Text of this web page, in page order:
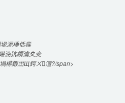
潈棰佸彂
浼犺緭瀹夊叏
櫒鍜岀Щ鍔ㄨ澶?/span>